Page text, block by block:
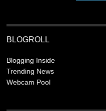
BLOGROLL
Blogging Inside
Trending News
Webcam Pool